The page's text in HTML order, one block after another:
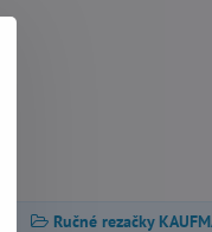
Ručné rezačky